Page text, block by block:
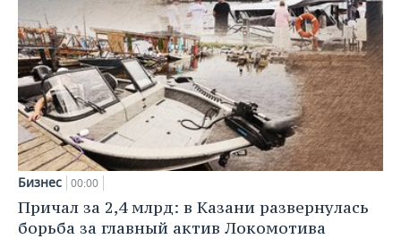
Бизнес 00:00
Причал за 2,4 млрд: в Казани развернулась
борьба за главный актив Локомотива